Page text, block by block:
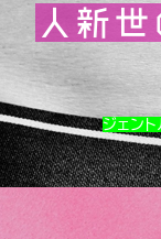
人新
ジェン